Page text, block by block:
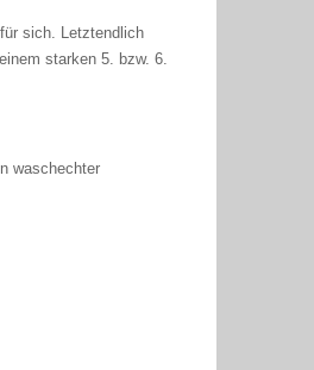
sich. Letztendlich
starken 5. bzw. 6.
waschechter